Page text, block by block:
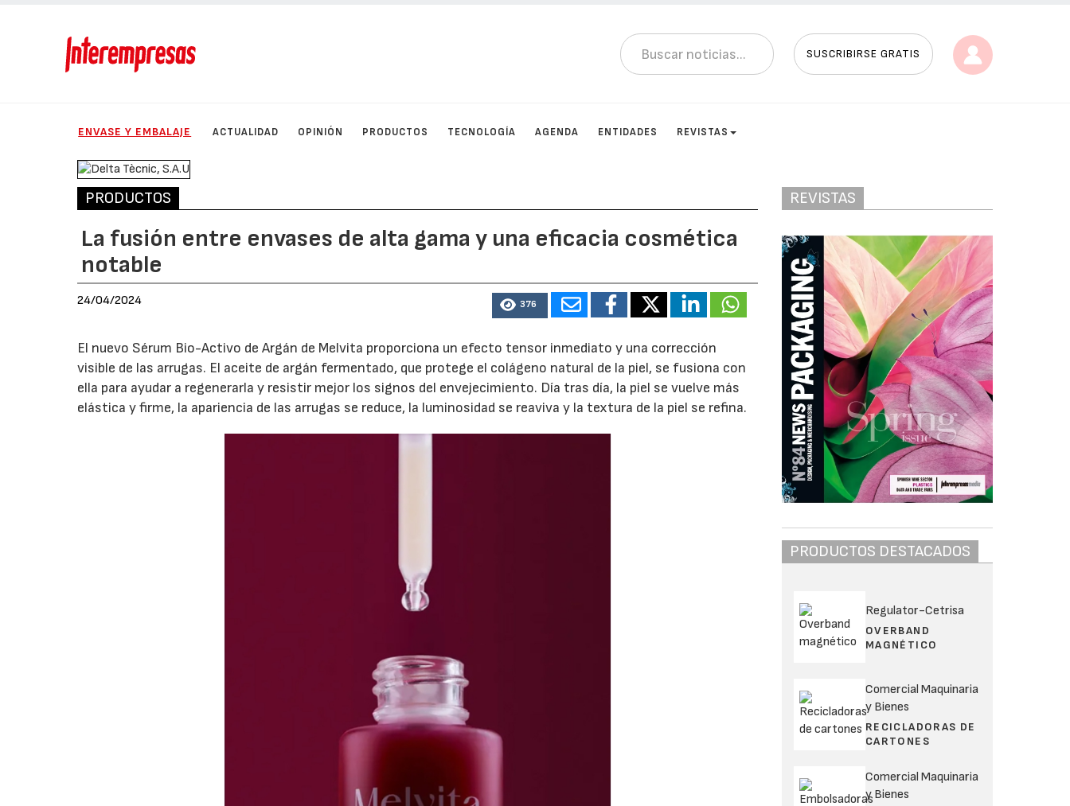
SUSCRIBIRSE GRATIS
ENVASE Y EMBALAJE ACTUALIDAD OPINIÓN PRODUCTOS TECNOLOGÍA AGENDA ENTIDADES REVISTAS
PRODUCTOS
La fusión entre envases de alta gama y una eficacia cosmética
notable
24/04/2024 376
El nuevo Sérum Bio-Activo de Argán de Melvita proporciona un efecto tensor inmediato y una corrección
visible de las arrugas. El aceite de argán fermentado, que protege el colágeno natural de la piel, se fusiona con
ella para ayudar a regenerarla y resistir mejor los signos del envejecimiento. Día tras día, la piel se vuelve más
elástica y firme, la apariencia de las arrugas se reduce, la luminosidad se reaviva y la textura de la piel se refina.
REVISTAS
PRODUCTOS DESTACADOS
Regulator-Cetrisa
OVERBAND
MAGNÉTICO
Comercial Maquinaria
y Bienes
RECICLADORAS DE
CARTONES
Comercial Maquinaria
y Bienes